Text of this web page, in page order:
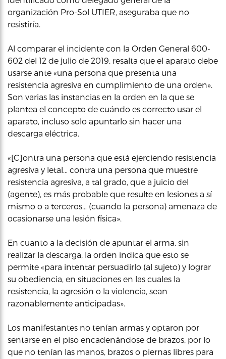
organización Pro-Sol UTIER, aseguraba que no
resistiría.
Al comparar el incidente con la Orden General 600-
602 del 12 de julio de 2019, resalta que el aparato debe
usarse ante «una persona que presenta una
resistencia agresiva en cumplimiento de una orden».
Son varias las instancias en la orden en la que se
plantea el concepto de cuándo es correcto usar el
aparato, incluso solo apuntarlo sin hacer una
descarga eléctrica.
«[C]ontra una persona que está ejerciendo resistencia
agresiva y letal… contra una persona que muestre
resistencia agresiva, a tal grado, que a juicio del
(agente), es más probable que resulte en lesiones a sí
mismo o a terceros… (cuando la persona) amenaza de
ocasionarse una lesión física».
En cuanto a la decisión de apuntar el arma, sin
realizar la descarga, la orden indica que esto se
permite «para intentar persuadirlo (al sujeto) y lograr
su obediencia, en situaciones en las cuales la
resistencia, la agresión o la violencia, sean
razonablemente anticipadas».
Los manifestantes no tenían armas y optaron por
sentarse en el piso encadenándose de brazos, por lo
que no tenían las manos, brazos o piernas libres para